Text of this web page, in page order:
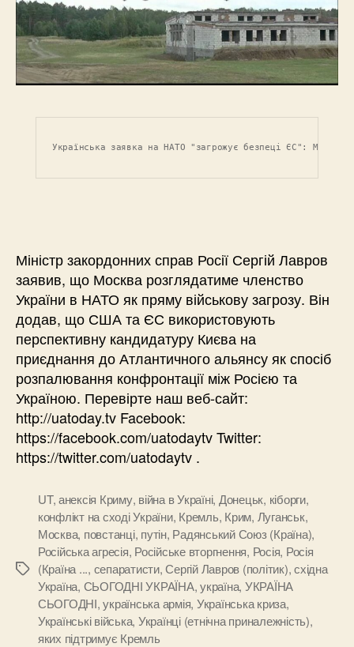
Українська заявка на НАТО "загрожує безпеці ЄС":
Міністр закордонних справ Росії Сергій Лавров
заявив, що Москва розглядатиме членство
України в НАТО як пряму військову загрозу. Він
додав, що США та ЄС використовують
перспективну кандидатуру Києва на
приєднання до Атлантичного альянсу як спосіб
розпалювання конфронтації між Росією та
Україною. Перевірте наш веб-сайт:
http://uatoday.tv Facebook:
https://facebook.com/uatodaytv Twitter:
https://twitter.com/uatodaytv .
Позначки
UT,анексія Криму, війна в Україні, Донецьк, кіборги,
конфлікт на сході України, Кремль, Крим, Луганськ,
Москва, повстанці, путін, Радянський Союз (Країна),
Російська агресія, Російське вторгнення, Росія, Росія
(Країна ..., сепаратисти,Сергій Лавров (політик),східна
Україна, СЬОГОДНІ УКРАЇНА,україна, УКРАЇНА
СЬОГОДНІ,українська армія, Українська криза,
Українські війська, Українці (етнічна приналежність),
яких підтримує Кремль